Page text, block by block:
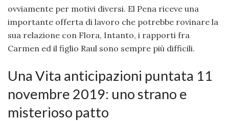
ovviamente per motivi diversi. El Pena riceve una
importante offerta di lavoro che potrebbe rovinare la
sua relazione con Flora, Intanto, i rapporti fra
Carmen ed il figlio Raul sono sempre più difficili.
Una Vita anticipazioni puntata 11
novembre 2019: uno strano e
misterioso patto